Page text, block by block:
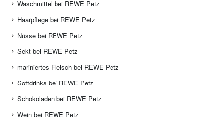
Waschmittel bei REWE Petz
Haarpflege bei REWE Petz
Nüsse bei REWE Petz
Sekt bei REWE Petz
mariniertes Fleisch bei REWE Petz
Softdrinks bei REWE Petz
Schokoladen bei REWE Petz
Wein bei REWE Petz